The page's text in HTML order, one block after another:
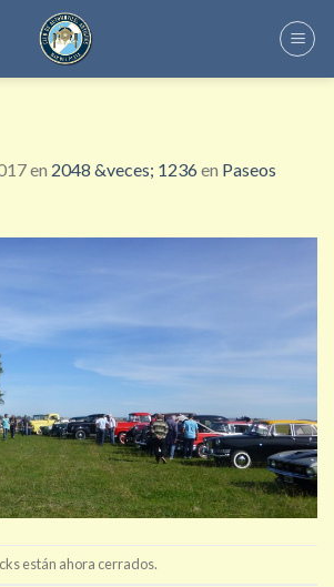
en 2048 &veces; 1236en Paseos
están ahora cerrados.